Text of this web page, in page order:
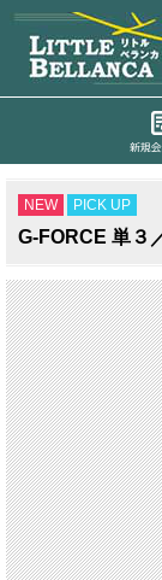
NEW PICK UP
G-FORCE 単３